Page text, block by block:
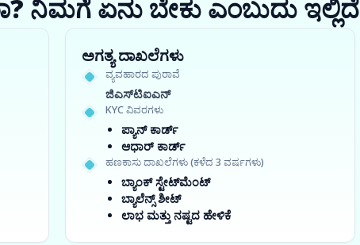
ನಿಮಗೆ ಏನು ಬೇಕು ಎಂಬುದು ಇಲ್ಲಿದೆ
ಅಗತ್ಯ ದಾಖಲೆಗಳು
ವ್ಯವಹಾರದ ಪುರಾವೆ
ಜಿಎಸ್‍ಟಿಐಎನ್
KYC ವಿವರಗಳು
ಪ್ಯಾನ್ ಕಾರ್ಡ್
ಆಧಾರ್ ಕಾರ್ಡ್
ಹಣಕಾಸು ದಾಖಲೆಗಳು (ಕಳೆದ 3 ವರ್ಷಗಳು)
ಬ್ಯಾಂಕ್ ಸ್ಟೇಟ್‌ಮೆಂಟ್
ಬ್ಯಾಲೆನ್ಸ್ ಶೀಟ್
ಲಾಭ ಮತ್ತು ನಷ್ಟದ ಹೇಳಿಕೆ